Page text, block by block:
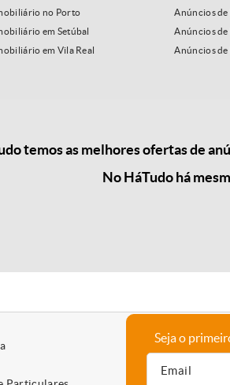
no Porto
Anúncios
em Setúbal
Anúncios
em Vila Real
Anúncios
temos as melhores ofertas de
No HáTudo há
A
Seja o